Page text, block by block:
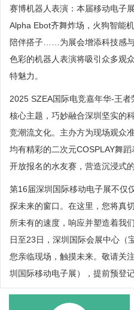
赛博机器人表演：本届移动电子
Alpha Ebot齐舞炸场，火狗智能
陪伴搭子……为展会增添科技感
色彩的机器人表演将吸引众多观
特魅力。
2025 SZEA国际电竞嘉年华-王者
核心主题，巧妙融合深圳坚实的
竞潮流文化。主办方为现场观众
均有精彩的二次元COSPLAY舞
开放报名的水友赛，营造沉浸式的
第16届深圳国际移动电子展不仅
探未来的窗口。在这里，您将真
所未有的速度，响应并塑造着我
日至23日，深圳国际会展中心（
您亲临现场，触摸未来。敬请关
圳国际移动电子展），提前预登